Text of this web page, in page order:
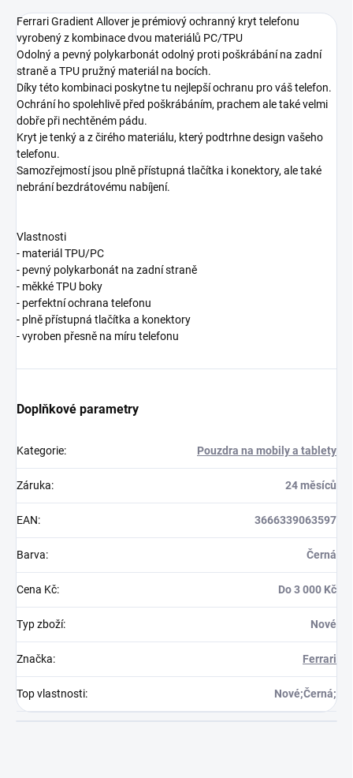
Ferrari Gradient Allover je prémiový ochranný kryt telefonu
vyrobený z kombinace dvou materiálů PC/TPU
Odolný a pevný polykarbonát odolný proti poškrábání na zadní
straně a TPU pružný materiál na bocích.
Díky této kombinaci poskytne tu nejlepší ochranu pro váš telefon.
Ochrání ho spolehlivě před poškrábáním, prachem ale také velmi
dobře při nechtěném pádu.
Kryt je tenký a z čirého materiálu, který podtrhne design vašeho
telefonu.
Samozřejmostí jsou plně přístupná tlačítka i konektory, ale také
nebrání bezdrátovému nabíjení.
Vlastnosti
- materiál TPU/PC
- pevný polykarbonát na zadní straně
- měkké TPU boky
- perfektní ochrana telefonu
- plně přístupná tlačítka a konektory
- vyroben přesně na míru telefonu
Doplňkové parametry
Kategorie: Pouzdra na mobily a tablety
Záruka: 24 měsíců
EAN: 3666339063597
Barva: Černá
Cena Kč: Do 3 000 Kč
Typ zboží: Nové
Značka: Ferrari
Top vlastnosti: Nové;Černá;